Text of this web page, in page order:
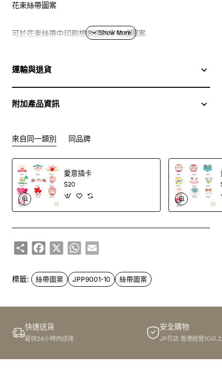
花束絲帶圖案
可於花束絲帶中印刷想表達的字句或圖案.
運輸與退貨
附加產品資訊
來自同一類別 同品牌
愛意插卡
$20
ShareFacebook
X WhatsApp
Email
標籤: 絲帶圖案 JPP9001-10 絲帶圖案
快速送貨
最快24小時內送達
安全購物
JP花店 香港經營10以